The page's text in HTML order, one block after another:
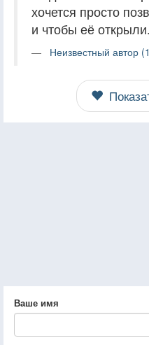
хочется просто
и чтобы её открыли.
Неизвестный автор
Ваше имя